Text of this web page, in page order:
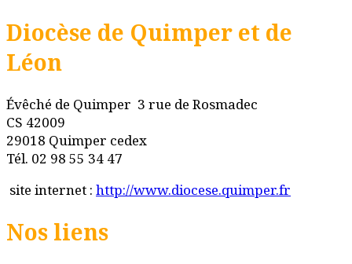
Diocèse de Quimper et de
Léon
Évêché de Quimper 3 rue de Rosmadec
CS 42009
29018 Quimper cedex
Tél. 02 98 55 34 47
site internet : http://www.diocese.quimper.fr
Nos liens